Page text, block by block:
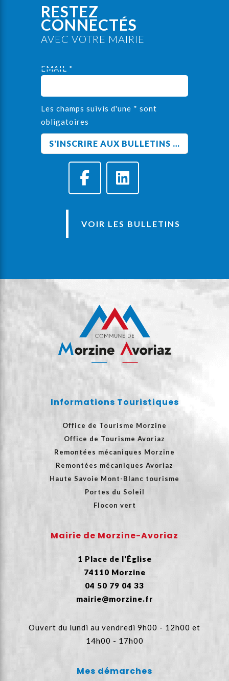
RESTEZ
CONNECTÉS
AVEC VOTRE MAIRIE
EMAIL *
Les champs suivis d'une * sont
obligatoires
VOIR LES BULLETINS
Informations Touristiques
Office de Tourisme Morzine
Office de Tourisme Avoriaz
Remontées mécaniques Morzine
Remontées mécaniques Avoriaz
Haute Savoie Mont-Blanc tourisme
Portes du Soleil
Flocon vert
Mairie de Morzine-Avoriaz
1 Place de l'Église
74110 Morzine
04 50 79 04 33
mairie@morzine.fr
Ouvert du lundi au vendredi 9h00 - 12h00 et
14h00 - 17h00
Mes démarches